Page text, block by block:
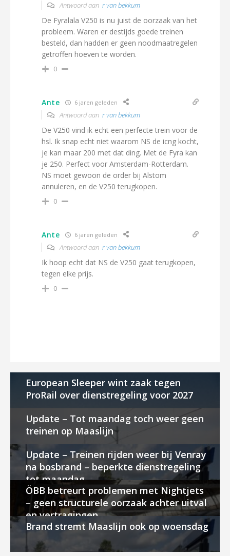
Antwoord aan r van bekkum
De Fyralala V250 is nu juist de oorzaak van het
probleem. Waren er destijds goede treinen
besteld, dan hadden er geen noodmaatregelen
getroffen hoeven te worden.
0
Ante 6 jaren geleden
Antwoord aan r van bekkum
De V250 vind ik echt een perfecte trein voor de
hsl. Ik snap echt niet waarom NS de icng kocht,
je kan maar 200 met dat ding. Met de Fyra kan
je 250. Perfect voor Amsterdam-Rotterdam.
NS moet gewoon de order bij Alstom
annuleren, en de V250 terugkopen.
0
Ante 6 jaren geleden
Antwoord aan r van bekkum
Ik hoop echt dat NS de V250 gaat terugkopen,
tegen elke prijs.
0
European Sleeper wint zaak tegen
ProRail over dienstregeling voor 2027
Update – Tot maandag toch weer geen
treinen op Maaslijn
Update – Treinen rijden weer bij Venray
na bosbrand – beperkte dienstregeling
tot maandag
ÖBB betreurt problemen met Nightjets
– geen structurele oorzaak achter uitval
en vertragingen
Brand stremt Maaslijn ook op woensdag